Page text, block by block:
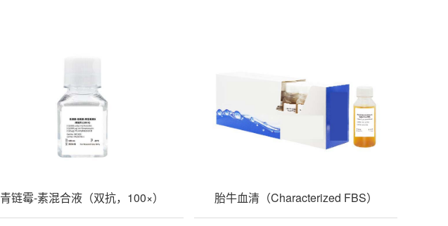
青链霉-素混合液（双抗，100×） 胎牛血清（Characterized FBS）